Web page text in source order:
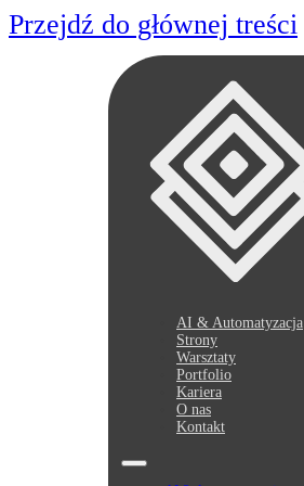
Przejdź do głównej treści
AI & Automatyzacja
Strony
Warsztaty
Portfolio
Kariera
O nas
Kontakt